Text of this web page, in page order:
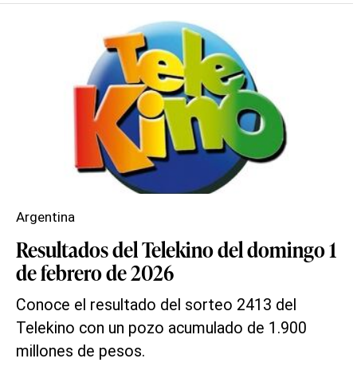
Resultados del Telekino del domingo 1
de febrero de 2026
Conoce el resultado del sorteo 2413 del
Telekino con un pozo acumulado de 1.900
millones de pesos.
Argentina